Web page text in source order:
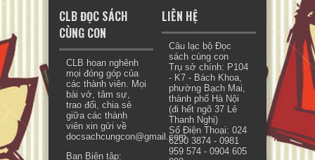
CLB ĐỌC SÁCH
CÙNG CON
CLB hoan nghênh
mọi đóng góp của
các thành viên. Mọi
bài vở, tâm sự,
trao đổi, chia sẻ
giữa các thành
viên xin gửi về
docsachcungcon@gmail.com.
Ban Biên tập:
LIÊN HỆ
Câu lạc bộ Đọc
sách cùng con
Trụ sở chính: P104
- K7 - Bách Khoa,
phường Bạch Mai,
thành phố Hà Nội
(đi hết ngõ 37 Lê
Thanh Nghị)
Số Điện Thoại: 024
6290 3874 - 0981
959 574 - 0904 605